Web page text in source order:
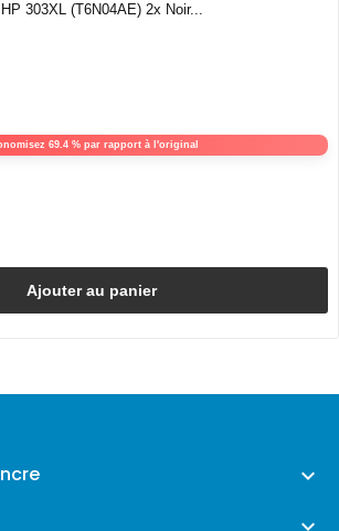
303XL (T6N04AE) 2x Noir...
69.4 % par rapport à l'original
Ajouter au panier
